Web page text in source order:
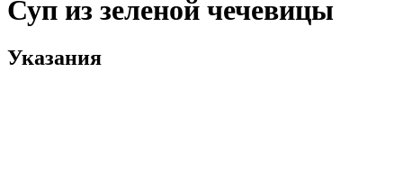
Суп из зеленой чечевицы
Указания